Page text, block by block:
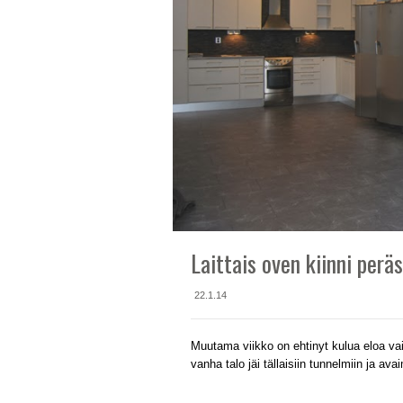
Laittais oven kiinni
22.1.14
Muutama viikko on ehtinyt kulua eloa
vanha talo jäi tällaisiin tunnelmiin ja